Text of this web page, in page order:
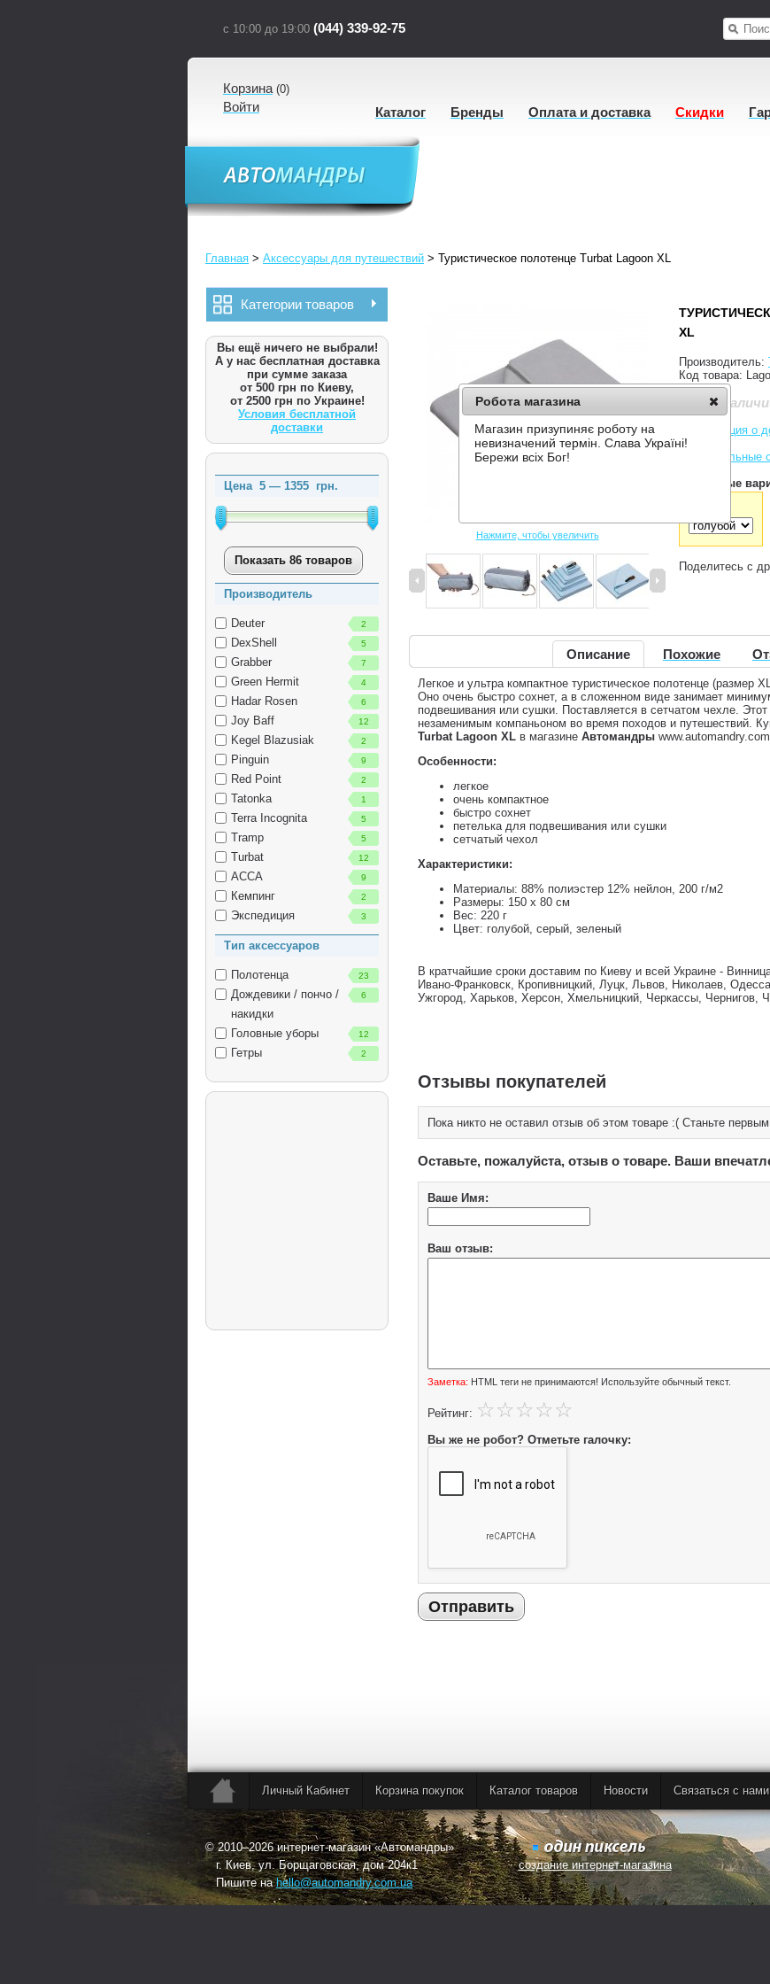
с 10:00 до 19:00 (044) 339-92-75
Корзина(0)
Войти Каталог Бренды Оплата и доставка Скидки
Главная > Аксессуары для путешествий > Туристическое полотенце Turbat Lagoon XL
Категории товаров
Вы ещё ничего не выбрали!
А у нас бесплатная доставка
при сумме заказа
от 500 грн по Киеву,
от 2500 грн по Украине!
Условия бесплатной
доставки
Цена 5 — 1355 грн.
Показать 86 товаров
Производитель
Deuter 2
DexShell 5
Grabber 7
Green Hermit 4
Hadar Rosen 6
Joy Baff 12
Kegel Blazusiak 2
Pinguin 9
Red Point 2
Tatonka 1
Terra Incognita 5
Tramp 5
Turbat 12
АССА 9
Кемпинг 2
Экспедиция 3
Тип аксессуаров
Полотенца 23
Дождевики / пончо /
накидки
6
Головные уборы 12
Гетры 2
Нажмите, чтобы увеличить
XL
Производитель:
Код товара:
Нет в
Информация о
Накопительные
Доступные
Поделитесь с
Описание Похожие
Легкое и ультра компактное туристическое полотенце (размер
Оно очень быстро сохнет, а в сложенном виде занимает
подвешивания или сушки. Поставляется в сетчатом чехле.
незаменимым компаньоном во время походов и путешествий.
Turbat Lagoon XL в магазине Автомандры
Особенности:
легкое
очень компактное
быстро сохнет
петелька для подвешивания или сушки
сетчатый чехол
Характеристики:
Материалы: 88% полиэстер 12% нейлон, 200 г/м2
Размеры: 150 х 80 см
Вес: 220 г
Цвет: голубой, серый, зеленый
В кратчайшие сроки доставим по Киеву и всей Украине -
Ивано-Франковск, Кропивницкий, Луцк, Львов, Николаев,
Ужгород, Харьков, Херсон, Хмельницкий, Черкассы, Чернигов,
Отзывы покупателей
Пока никто не оставил отзыв об этом товаре :( Станьте
Оставьте, пожалуйста, отзыв о товаре. Ваши
Ваше Имя:
Ваш отзыв:
Заметка: HTML теги не принимаются! Используйте обычный текст.
Рейтинг:
Вы же не робот? Отметьте галочку:
Отправить
Личный Кабинет Корзина покупок Каталог товаров Новости Связаться с нами
Робота магазина
Магазин призупиняє роботу на
невизначений термін. Слава Україні!
Бережи всіх Бог!
© 2010–2026 интернет-магазин «Автомандры»
г. Киев, ул. Борщаговская, дом 204к1
Пишите наhello@automandry.com.ua
создание интернет-магазина